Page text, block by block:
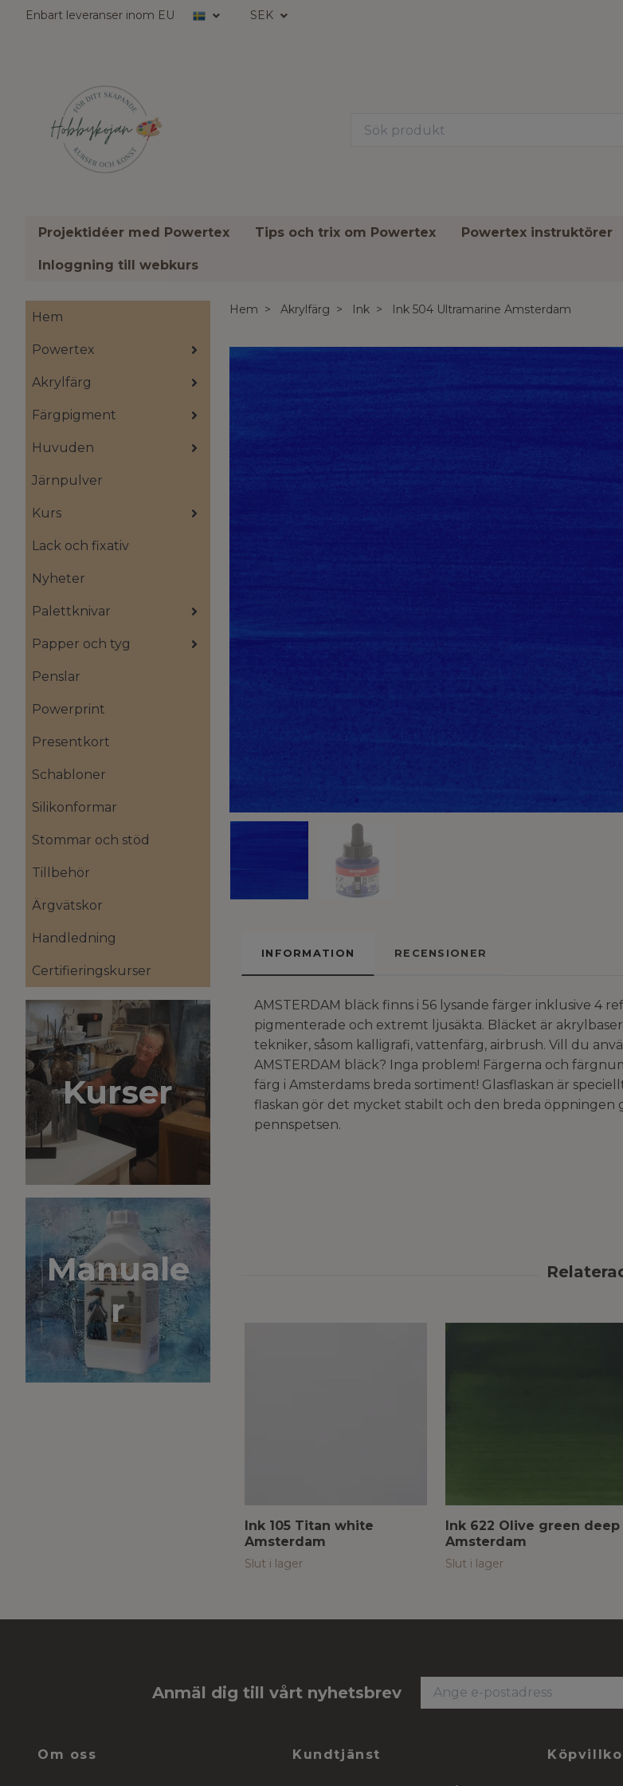
Enbart leveranser inom EU SEK
Projektidéer med Powertex Tips och trix om Powertex Powertex instruktörer
Inloggning till webkurs
Hem
Powertex
Akrylfärg
Färgpigment
Huvuden
Järnpulver
Kurs
Lack och fixativ
Nyheter
Palettknivar
Papper och tyg
Penslar
Powerprint
Presentkort
Schabloner
Silikonformar
Stommar och stöd
Tillbehör
Ärgvätskor
Handledning
Certifieringskurser
Kurser
Manuale
r
Hem Akrylfärg Ink Ink 504 Ultramarine Amsterdam
INFORMATION RECENSIONER
AMSTERDAM bläck finns i 56 lysande färger inklusive 4
pigmenterade och extremt ljusäkta. Bläcket är
tekniker, såsom kalligrafi, vattenfärg, airbrush. Vill du
AMSTERDAM bläck? Inga problem! Färgerna och
färg i Amsterdams breda sortiment! Glasflaskan är
flaskan gör det mycket stabilt och den breda
pennspetsen.
Ink 105 Titan white
Amsterdam
Slut i lager
Ink 622 Olive green deep
Amsterdam
Slut i lager
Anmäl dig till vårt nyhetsbrev
Om oss Kundtjänst